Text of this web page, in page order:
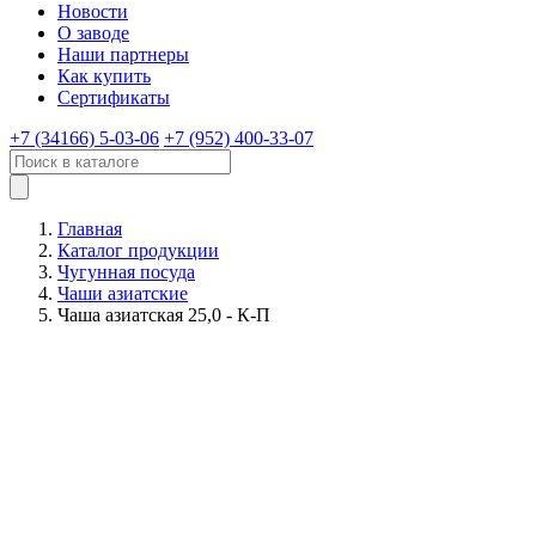
Новости
О заводе
Наши партнеры
Как купить
Сертификаты
+7 (34166) 5-03-06 +7 (952) 400-33-07
Главная
Каталог продукции
Чугунная посуда
Чаши азиатские
Чаша азиатская 25,0 - К-П